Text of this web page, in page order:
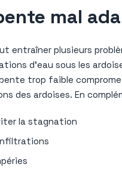
mal
plusieurs
d’eau sous les
trop faible
des ardoises. En
la stagnation